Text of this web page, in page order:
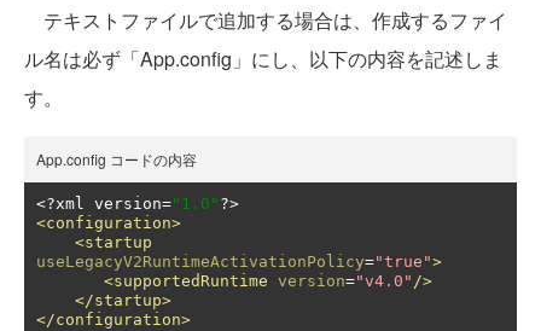
テキストファイルで追加する場合は、作成するファイ
ル名は必ず「App.config」にし、以下の内容を記述しま
す。
App.config コードの内容
<?xml version="1.0" ?>
<configuration>
<startup
useLegacyV2RuntimeActivationPolicy="true">
<supportedRuntime version="v4.0" />
</startup>
</configuration>